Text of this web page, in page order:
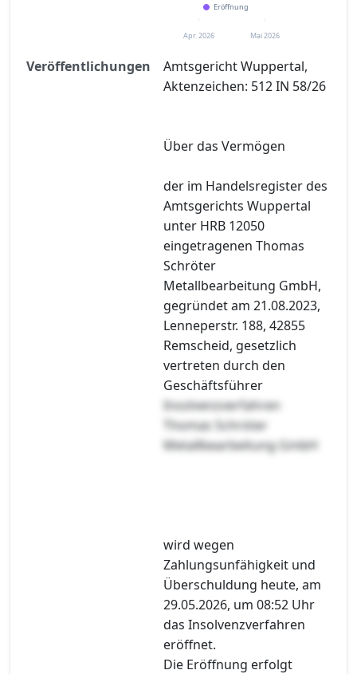
Eröffnung
Apr. 2026 Mai 2026
Veröffentlichungen
Amtsgericht Wuppertal,
Aktenzeichen: 512 IN 58/26
Über das Vermögen
der im Handelsregister des
Amtsgerichts Wuppertal
unter HRB 12050
eingetragenen Thomas
Schröter
Metallbearbeitung GmbH,
gegründet am 21.08.2023,
Lenneperstr. 188, 42855
Remscheid, gesetzlich
vertreten durch den
Geschäftsführer
Insolvenzverfahren
Thomas Schröter
Metallbearbeitung GmbH
wird wegen
Zahlungsunfähigkeit und
Überschuldung heute, am
29.05.2026, um 08:52 Uhr
das Insolvenzverfahren
eröffnet.
Die Eröffnung erfolgt